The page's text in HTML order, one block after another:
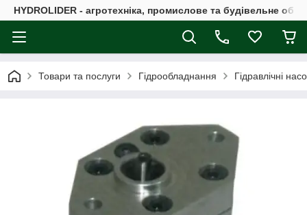
HYDROLIDER - агротехніка, промислове та будівельне
Товари та послуги Гідрообладнання Гідравлічні